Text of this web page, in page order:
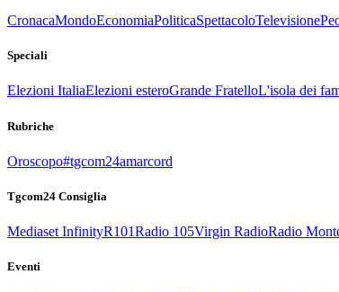
CronacaMondoEconomiaPoliticaSpettacoloTelevisione
Speciali
Elezioni ItaliaElezioni esteroGrande FratelloL'isola dei
Rubriche
Oroscopo#tgcom24amarcord
Tgcom24 Consiglia
Mediaset InfinityR101Radio 105Virgin RadioRadio
Eventi